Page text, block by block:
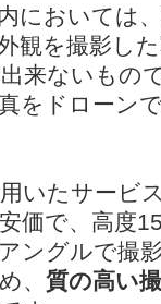
においては
観を撮影し
来ないもの
をドローン
いたサービ
価で、高度
ングルで撮
、 質の高い